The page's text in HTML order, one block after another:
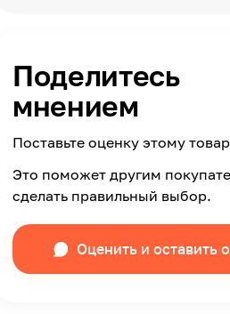
Поделитесь
мнением
Поставьте оценку этому
Это поможет другим
сделать правильный выбор.
Оценить и оставить